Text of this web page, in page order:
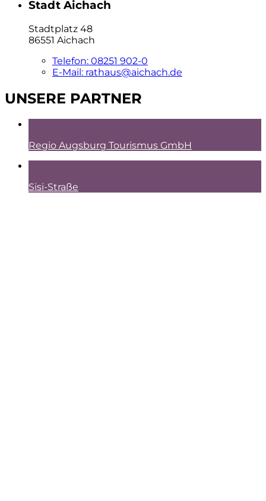
Stadt Aichach
Stadtplatz 48
86551 Aichach
Telefon: 08251 902-0
E-Mail: rathaus@aichach.de
UNSERE PARTNER
Regio Augsburg Tourismus GmbH
Sisi-Straße